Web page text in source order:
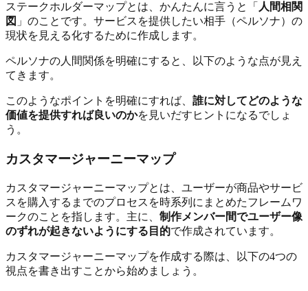
ステークホルダーマップとは、かんたんに言うと「 人間相関
図 」のことです。サービスを提供したい相手（ペルソナ）の
現状を見える化するために作成します。
ペルソナの人間関係を明確にすると、以下のような点が見え
てきます。
このようなポイントを明確にすれば、 誰に対してどのような
価値を提供すれば良いのかを見いだすヒントになるでしょ
う。
カスタマージャーニーマップ
カスタマージャーニーマップとは、ユーザーが商品やサービ
スを購入するまでのプロセスを時系列にまとめたフレームワ
ークのことを指します。主に、 制作メンバー間でユーザー像
のずれが起きないようにする目的で作成されています。
カスタマージャーニーマップを作成する際は、以下の4つの
視点を書き出すことから始めましょう。